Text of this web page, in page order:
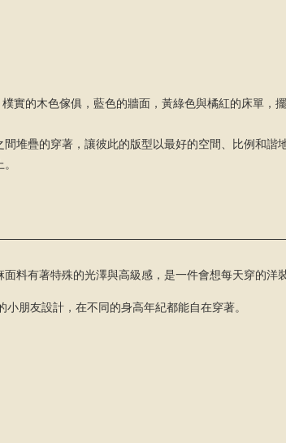
實的木色傢俱，藍色的牆面，黃綠色與橘紅的床單，
堆疊的穿著，讓彼此的版型以最好的空間、比例和
料有著特殊的光澤與高級感，是一件會想每天穿的洋
朋友設計，在不同的身高年紀都能自在穿著。